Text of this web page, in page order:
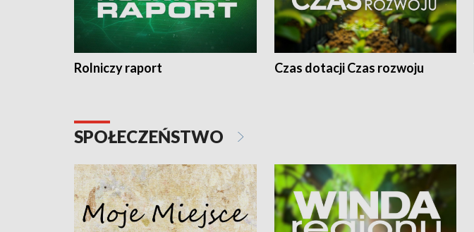
Rolniczy raport Czas dotacji Czas rozwoju
SPOŁECZEŃSTWO